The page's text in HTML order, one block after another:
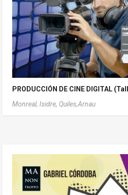
PRODUCCIÓN DE CINE DIGITAL
Monreal, Isidre, Quiles,Arnau